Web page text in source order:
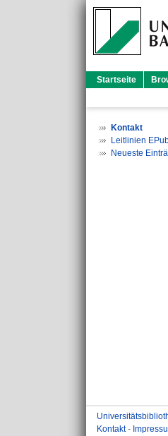
Startseite
Kontakt
Leitlinien
Neueste
Kontakt-